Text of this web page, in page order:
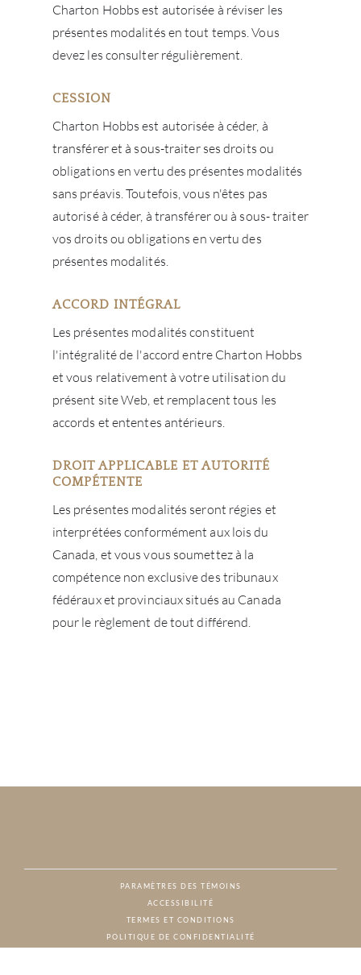
Charton Hobbs est autorisée à réviser les
présentes modalités en tout temps. Vous
devez les consulter régulièrement.
CESSION
Charton Hobbs est autorisée à céder, à
transférer et à sous-traiter ses droits ou
obligations en vertu des présentes modalités
sans préavis. Toutefois, vous n'êtes pas
autorisé à céder, à transférer ou à sous- traiter
vos droits ou obligations en vertu des
présentes modalités.
ACCORD INTÉGRAL
Les présentes modalités constituent
l'intégralité de l'accord entre Charton Hobbs
et vous relativement à votre utilisation du
présent site Web, et remplacent tous les
accords et ententes antérieurs.
DROIT APPLICABLE ET AUTORITÉ
COMPÉTENTE
Les présentes modalités seront régies et
interprétées conformément aux lois du
Canada, et vous vous soumettez à la
compétence non exclusive des tribunaux
fédéraux et provinciaux situés au Canada
pour le règlement de tout différend.
PARAMÈTRES DES TÉMOINS
ACCESSIBILITÉ
TERMES ET CONDITIONS
POLITIQUE DE CONFIDENTIALITÉ